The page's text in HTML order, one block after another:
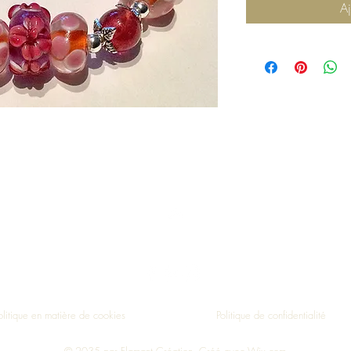
en matière de cookies Politique de confidentialité